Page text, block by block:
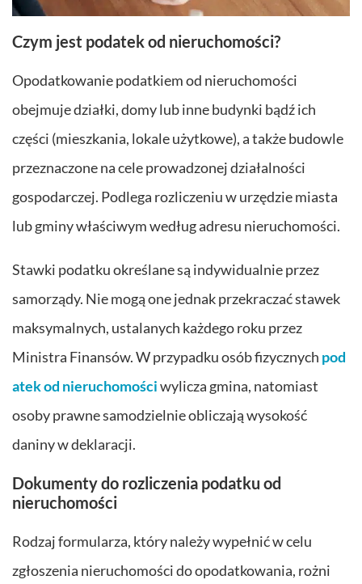
Czym jest podatek od nieruchomości?
Opodatkowanie podatkiem od nieruchomości
obejmuje działki, domy lub inne budynki bądź ich
części (mieszkania, lokale użytkowe), a także budowle
przeznaczone na cele prowadzonej działalności
gospodarczej. Podlega rozliczeniu w urzędzie miasta
lub gminy właściwym według adresu nieruchomości.
Stawki podatku określane są indywidualnie przez
samorządy. Nie mogą one jednak przekraczać stawek
maksymalnych, ustalanych każdego roku przez
Ministra Finansów. W przypadku osób fizycznych pod
atek od nieruchomościwylicza gmina, natomiast
osoby prawne samodzielnie obliczają wysokość
daniny w deklaracji.
Dokumenty do rozliczenia podatku od
nieruchomości
Rodzaj formularza, który należy wypełnić w celu
zgłoszenia nieruchomości do opodatkowania, rożni